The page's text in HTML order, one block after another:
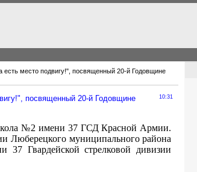
есть место подвигу!", посвященный 20-й Годовщине
10:31
посвященный 20-й Годовщине
№2 имени 37 ГСД Красной Армии.
Люберецкого муниципального района
Гвардейской стрелковой дивизии